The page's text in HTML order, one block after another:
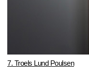
7. Troels Lund Poulsen